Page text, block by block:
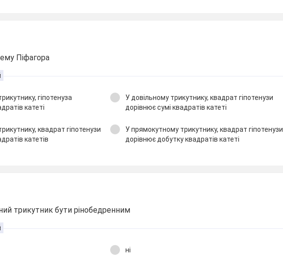
Піфагора
гіпотенуза
катеті
У довільному трикутнику, квадрат гіпотенузи
дорівнює сумі квадратів катеті
квадрат гіпотенузи
катетів
У прямокутному трикутнику, квадрат гіпотенузи
дорівнює добутку квадратів катеті
трикутник бути рінобедренним
ні